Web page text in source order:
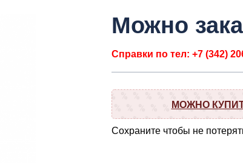
Можно
Справки по тел: +7 (342)
МОЖНО
Сохраните чтобы не